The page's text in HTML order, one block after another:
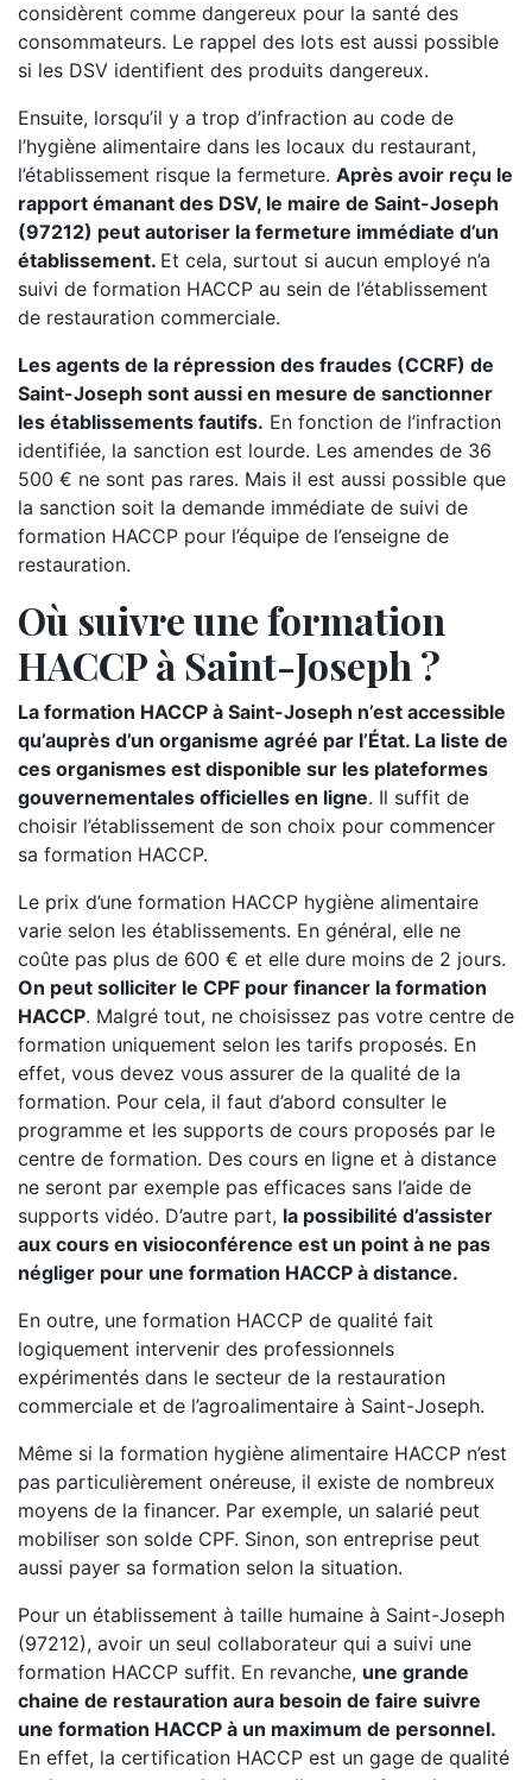
considèrent comme dangereux pour la santé des
consommateurs. Le rappel des lots est aussi possible
si les DSV identifient des produits dangereux.
Ensuite, lorsqu’il y a trop d’infraction au code de
l’hygiène alimentaire dans les locaux du restaurant,
l’établissement risque la fermeture. Après avoir reçu le
rapport émanant des DSV, le maire de Saint-Joseph
(97212) peut autoriser la fermeture immédiate d’un
établissement. Et cela, surtout si aucun employé n’a
suivi de formation HACCP au sein de l’établissement
de restauration commerciale.
Les agents de la répression des fraudes (CCRF) de
Saint-Joseph sont aussi en mesure de sanctionner
les établissements fautifs. En fonction de l’infraction
identifiée, la sanction est lourde. Les amendes de 36
500 € ne sont pas rares. Mais il est aussi possible que
la sanction soit la demande immédiate de suivi de
formation HACCP pour l’équipe de l’enseigne de
restauration.
Où suivre une formation
HACCP à Saint-Joseph ?
La formation HACCP à Saint-Joseph n’est accessible
qu’auprès d’un organisme agréé par l’État. La liste de
ces organismes est disponible sur les plateformes
gouvernementales officielles en ligne. Il suffit de
choisir l’établissement de son choix pour commencer
sa formation HACCP.
Le prix d’une formation HACCP hygiène alimentaire
varie selon les établissements. En général, elle ne
coûte pas plus de 600 € et elle dure moins de 2 jours.
On peut solliciter le CPF pour financer la formation
HACCP. Malgré tout, ne choisissez pas votre centre de
formation uniquement selon les tarifs proposés. En
effet, vous devez vous assurer de la qualité de la
formation. Pour cela, il faut d’abord consulter le
programme et les supports de cours proposés par le
centre de formation. Des cours en ligne et à distance
ne seront par exemple pas efficaces sans l’aide de
supports vidéo. D’autre part, la possibilité d’assister
aux cours en visioconférence est un point à ne pas
négliger pour une formation HACCP à distance.
En outre, une formation HACCP de qualité fait
logiquement intervenir des professionnels
expérimentés dans le secteur de la restauration
commerciale et de l’agroalimentaire à Saint-Joseph.
Même si la formation hygiène alimentaire HACCP n’est
pas particulièrement onéreuse, il existe de nombreux
moyens de la financer. Par exemple, un salarié peut
mobiliser son solde CPF. Sinon, son entreprise peut
aussi payer sa formation selon la situation.
Pour un établissement à taille humaine à Saint-Joseph
(97212), avoir un seul collaborateur qui a suivi une
formation HACCP suffit. En revanche, une grande
chaine de restauration aura besoin de faire suivre
une formation HACCP à un maximum de personnel.
En effet, la certification HACCP est un gage de qualité